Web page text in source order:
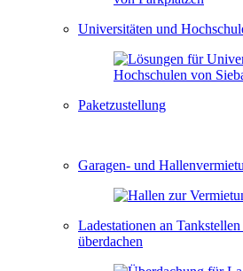
Universitäten und
Paketzustellung
Garagen- und
Ladestationen an Tankstellen
überdachen